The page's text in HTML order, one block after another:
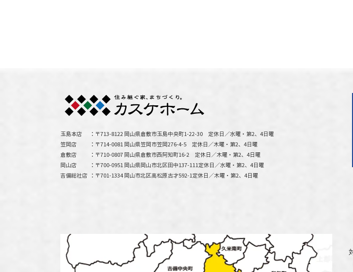
玉島本店 〒713-8122 岡山県倉敷市玉島中央町1-22-30 定休日／水曜・第2、4日曜
笠岡店
〒714-0081 岡山県笠岡市笠岡276-4-5 定休日／木曜・第2、4日曜
倉敷店
〒710-0807 岡山県倉敷市西阿知町16-2 定休日／木曜・第2、4日曜
岡山店
〒700-0951 岡山県岡山市北区田中137-111定休日／水曜・第2、4日曜
吉備総社店
〒701-1334 岡山市北区高松原古才592-1定休日／木曜・第2、4日曜